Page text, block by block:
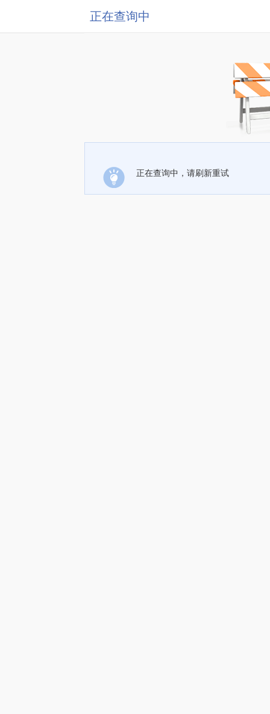
正在查询中
正在查询中，请刷新重试